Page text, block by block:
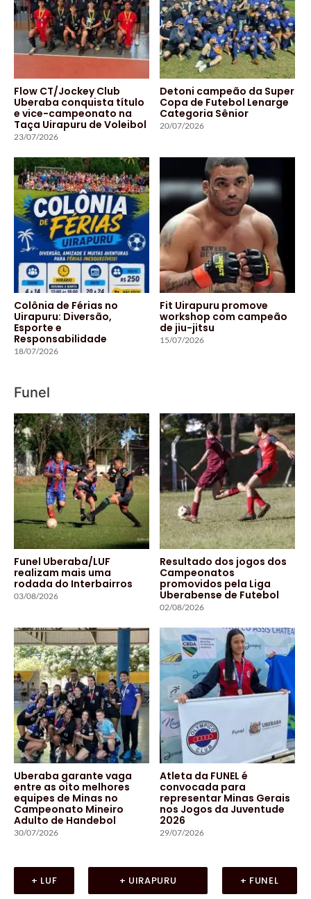
Flow CT/Jockey Club
Uberaba conquista título
e vice-campeonato na
Taça Uirapuru de Voleibol
23/07/2026
Detoni campeão da Super
Copa de Futebol Lenarge
Categoria Sênior
20/07/2026
Colônia de Férias no
Uirapuru: Diversão,
Esporte e
Responsabilidade
18/07/2026
Fit Uirapuru promove
workshop com campeão
de jiu-jitsu
15/07/2026
Funel
Funel Uberaba/LUF
realizam mais uma
rodada do Interbairros
03/08/2026
Resultado dos jogos dos
Campeonatos
promovidos pela Liga
Uberabense de Futebol
02/08/2026
Uberaba garante vaga
entre as oito melhores
equipes de Minas no
Campeonato Mineiro
Adulto de Handebol
30/07/2026
Atleta da FUNEL é
convocada para
representar Minas Gerais
nos Jogos da Juventude
2026
29/07/2026
+ LUF + UIRAPURU + FUNEL